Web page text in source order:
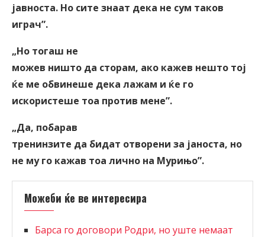
јавноста. Но сите знаат дека не сум таков
играч”.
„Но тогаш не
можев ништо да сторам, ако кажев нешто тој
ќе ме обвинеше дека лажам и ќе го
искористеше тоа против мене”.
„Да, побарав
тренинзите да бидат отворени за јаноста, но
не му го кажав тоа лично на Мурињо”.
Можеби ќе ве интересира
Барса го договори Родри, но уште немаат